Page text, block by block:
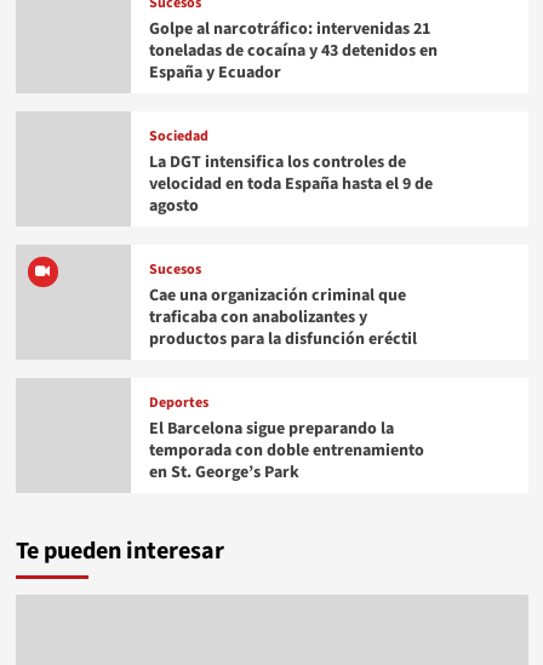
Golpe al narcotráfico: intervenidas 21
toneladas de cocaína y 43 detenidos en
España y Ecuador
Sociedad
La DGT intensifica los controles de
velocidad en toda España hasta el 9 de
agosto
Sucesos
Cae una organización criminal que
traficaba con anabolizantes y
productos para la disfunción eréctil
Deportes
El Barcelona sigue preparando la
temporada con doble entrenamiento
en St. George’s Park
Te pueden interesar